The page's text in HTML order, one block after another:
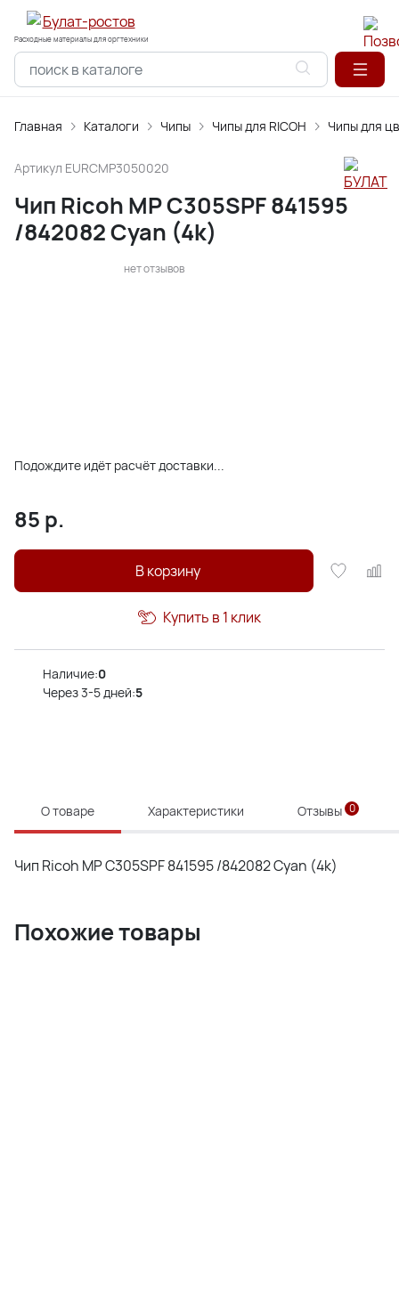
Расходные материалы для оргтехники
Главная Каталоги Чипы Чипы для RICOH Чипы для
Артикул EURCMP3050020
Чип Ricoh MP C305SPF 841595
/842082 Cyan (4k)
нет отзывов
Подождите идёт расчёт доставки...
85 р.
В корзину
Купить в 1 клик
Наличие:0
Через 3-5 дней:5
О товаре Характеристики Отзывы 0
Чип Ricoh MP C305SPF 841595 /842082 Cyan (4k)
Похожие товары